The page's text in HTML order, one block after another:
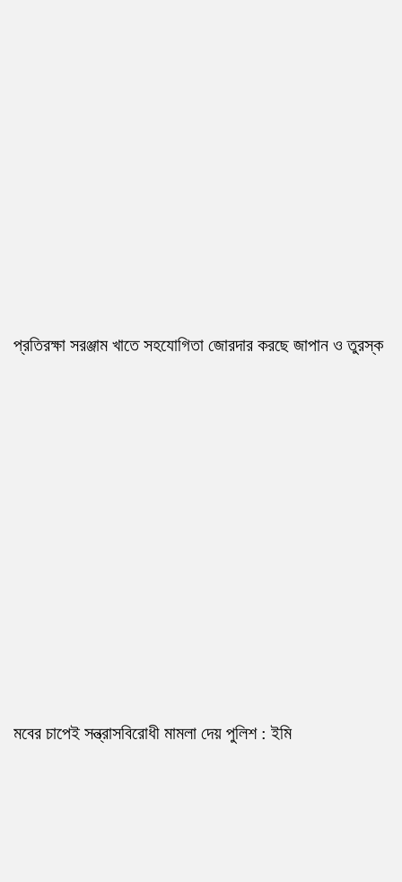
প্রতিরক্ষা সরঞ্জাম খাতে সহযোগিতা জোরদার করছে জাপান ও তুরস্ক
মবের চাপেই সন্ত্রাসবিরোধী মামলা দেয় পুলিশ : ইমি